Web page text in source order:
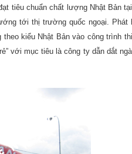
tiêu chuẩn chất lượng Nhật Bản
tới thị trường quốc ngoại. Phát
kiểu Nhật Bản vào công trình
với mục tiêu là công ty dẫn dắt